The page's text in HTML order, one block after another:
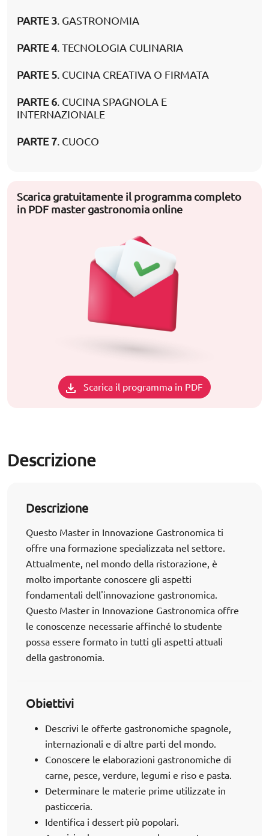
PARTE 3. GASTRONOMIA
PARTE 4. TECNOLOGIA CULINARIA
PARTE 5. CUCINA CREATIVA O FIRMATA
PARTE 6. CUCINA SPAGNOLA E
INTERNAZIONALE
PARTE 7. CUOCO
Scarica gratuitamente il programma completo
in PDF master gastronomia online
Scarica il programma in PDF
Descrizione
Descrizione
Questo Master in Innovazione Gastronomica ti
offre una formazione specializzata nel settore.
Attualmente, nel mondo della ristorazione, è
molto importante conoscere gli aspetti
fondamentali dell'innovazione gastronomica.
Questo Master in Innovazione Gastronomica offre
le conoscenze necessarie affinché lo studente
possa essere formato in tutti gli aspetti attuali
della gastronomia.
Obiettivi
Descrivi le offerte gastronomiche spagnole,
internazionali e di altre parti del mondo.
Conoscere le elaborazioni gastronomiche di
carne, pesce, verdure, legumi e riso e pasta.
Determinare le materie prime utilizzate in
pasticceria.
Identifica i dessert più popolari.